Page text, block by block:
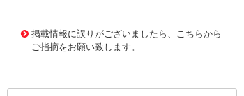
掲載情報に誤りがございましたら、こちらから
ご指摘をお願い致します。